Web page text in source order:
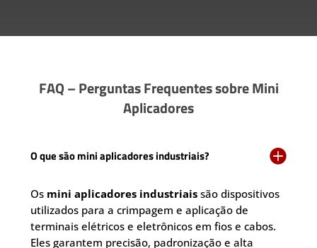
FAQ – Perguntas Frequentes sobre Mini
Aplicadores
O que são mini aplicadores industriais? 
Os mini aplicadores industriais são dispositivos
utilizados para a crimpagem e aplicação de
terminais elétricos e eletrônicos em fios e cabos.
Eles garantem precisão, padronização e alta